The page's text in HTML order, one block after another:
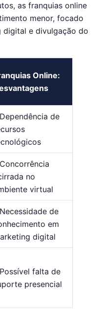
as franquias online
menor, focado
digital e divulgação do
Online:
de
no
virtual
de
em
digital
falta de
presencial